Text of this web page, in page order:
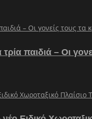
τρία παιδιά – Οι